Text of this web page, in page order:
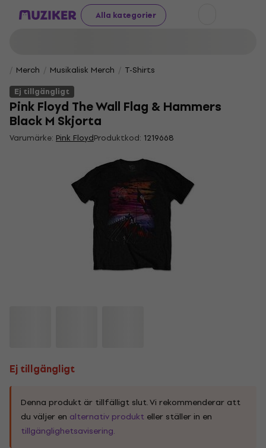
Alla kategorier
Merch Musikalisk Merch
T-Shirts
Ej tillgängligt
Pink Floyd The Wall Flag & Hammers
Black M Skjorta
Varumärke: Pink FloydProduktkod: 1219668
Ej tillgängligt
Denna produkt är tillfälligt slut. Vi rekommenderar att
du väljer en alternativ produkt eller ställer in en
tillgänglighetsavisering.